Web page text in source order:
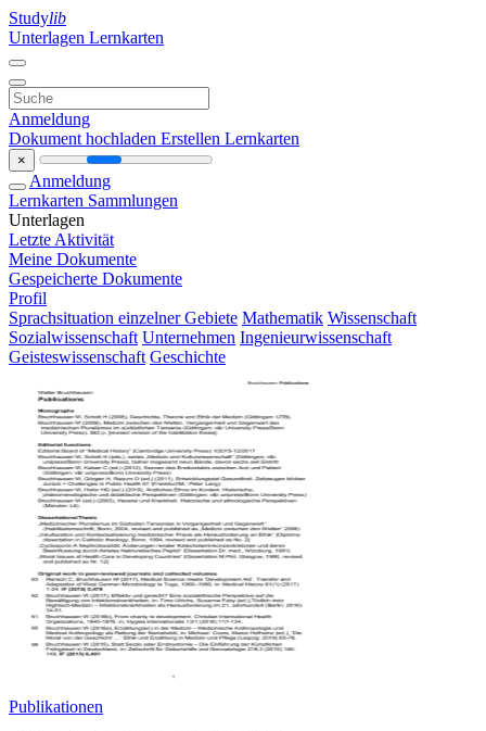
Studylib
Unterlagen Lernkarten
Anmeldung
Dokument hochladen Erstellen Lernkarten
×
Anmeldung
Lernkarten Sammlungen
Unterlagen
Letzte Aktivität
Meine Dokumente
Gespeicherte Dokumente
Profil
Sprachsituation einzelner Gebiete Mathematik Wissenschaft
Sozialwissenschaft Unternehmen Ingenieurwissenschaft
Geisteswissenschaft Geschichte
Publikationen